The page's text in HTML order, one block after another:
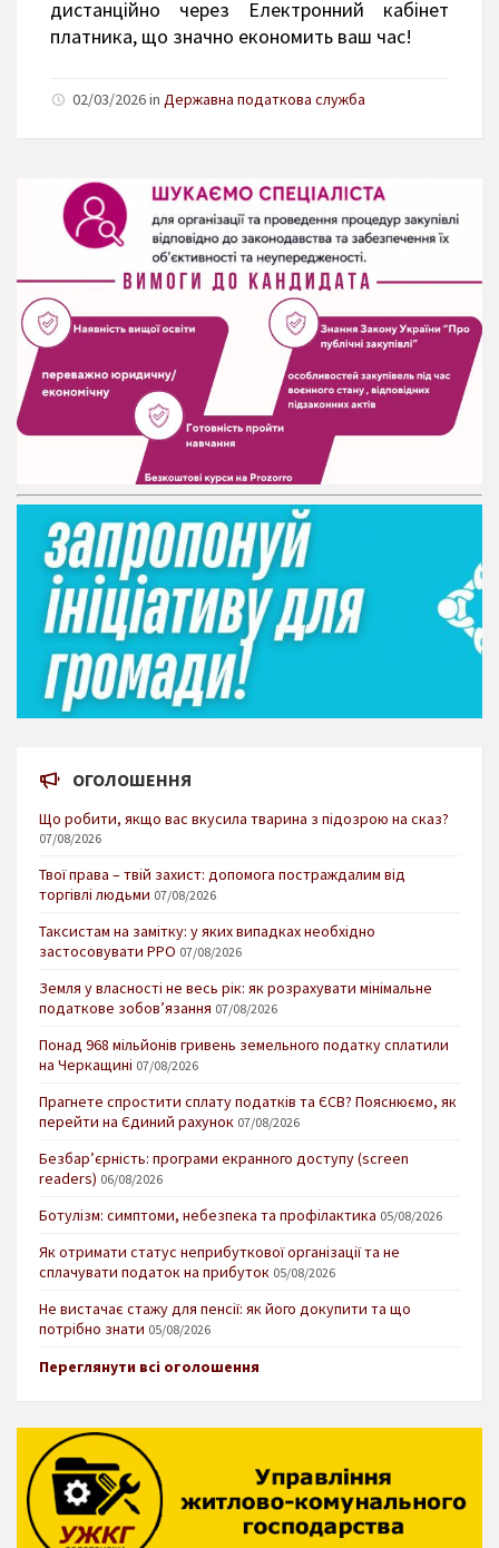
дистанційно через Електронний кабінет
платника, що значно економить ваш час!
02/03/2026 in Державна податкова служба
ОГОЛОШЕННЯ
Що робити, якщо вас вкусила тварина з підозрою на сказ?
07/08/2026
Твої права – твій захист: допомога постраждалим від
торгівлі людьми 07/08/2026
Таксистам на замітку: у яких випадках необхідно
застосовувати РРО 07/08/2026
Земля у власності не весь рік: як розрахувати мінімальне
податкове зобов’язання 07/08/2026
Понад 968 мільйонів гривень земельного податку сплатили
на Черкащині 07/08/2026
Прагнете спростити сплату податків та ЄСВ? Пояснюємо, як
перейти на Єдиний рахунок 07/08/2026
Безбар’єрність: програми екранного доступу (screen
readers) 06/08/2026
Ботулізм: симптоми, небезпека та профілактика 05/08/2026
Як отримати статус неприбуткової організації та не
сплачувати податок на прибуток 05/08/2026
Не вистачає стажу для пенсії: як його докупити та що
потрібно знати 05/08/2026
Переглянути всі оголошення